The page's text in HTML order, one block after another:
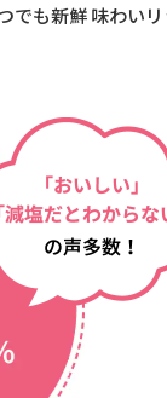
でも新鮮 味わい